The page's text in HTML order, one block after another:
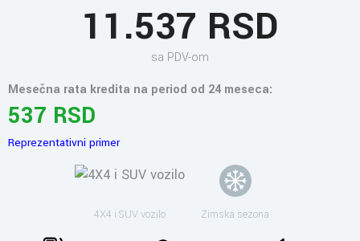
11.537 RSD
sa PDV-om
Mesečna rata kredita na period od 24 meseca:
537 RSD
Reprezentativni primer
4X4 i SUV vozilo Zimska sezona